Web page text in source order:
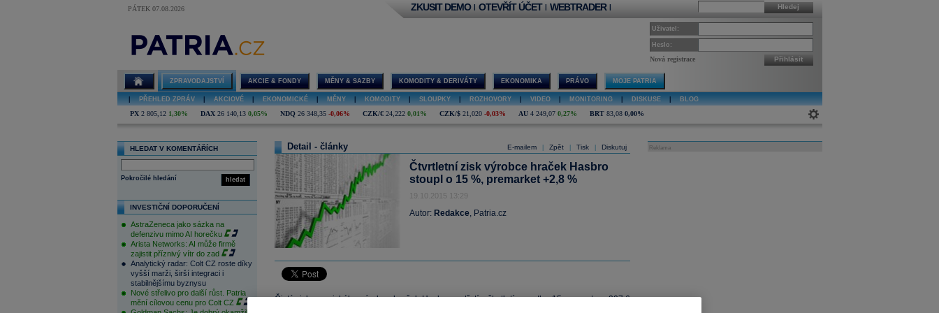
PÁTEK 07.08.2026 Hledej
ZKUSIT DEMO | OTEVŘÍT ÚČET | WEBTRADER |
Uživatel:
Heslo:
Nová registrace Přihlásit
ZPRAVODAJSTVÍ AKCIE & FONDY MĚNY & SAZBY KOMODITY & DERIVÁTY EKONOMIKA PRÁVO MOJE PATRIA
PŘEHLED ZPRÁV AKCIOVÉ EKONOMICKÉ MĚNY KOMODITY SLOUPKY ROZHOVORY VIDEO MONITORING DISKUSE BLOG
PX 2 805,12 1,30% DAX 26 140,13 0,05% NDQ 26 348,35 -0,06% CZK/€ 24,222 0,01% CZK/$ 21,020 -0,03% AU 4 249,07 0,27% BRT 83,08 0,00%
HLEDAT V KOMENTÁŘÍCH
hledat
Pokročilé hledání
INVESTIČNÍ DOPORUČENÍ
AstraZeneca jako sázka na
defenzivu mimo AI horečku
Arista Networks: AI může firmě
zajistit příznivý vítr do zad
Analytický radar: Colt CZ roste díky
vyšší marži, širší integraci i
stabilnějšímu byznysu
Nové střelivo pro další růst. Patria
mění cílovou cenu pro Colt CZ
E-mailem Zpět Tisk Diskutuj
Detail - články
Čtvrtletní zisk výrobce hraček Hasbro
stoupl o 15 %, premarket +2,8 %
19.10.2015 13:29
Autor: Redakce, Patria.cz
Čistý zisk amerického výrobce hračekHasbrove třetím čtvrtletí vzrostl o 15 procent na 207,6
Reklama